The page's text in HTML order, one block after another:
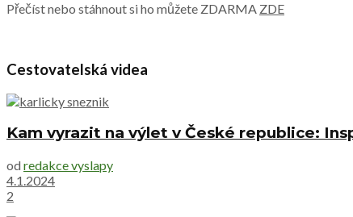
Přečíst nebo stáhnout si ho můžete ZDARMA ZDE
Cestovatelská videa
Kam vyrazit na výlet v České republice:
od redakce vyslapy
4.1.2024
2